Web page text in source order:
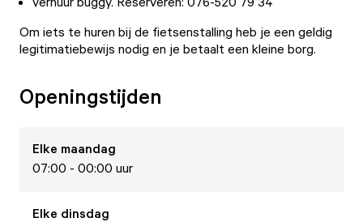
Om iets te huren bij de fietsenstalling heb je een geldig
legitimatiebewijs nodig en je betaalt een kleine borg.
Openingstijden
Elke maandag
07:00 - 00:00 uur
Elke dinsdag